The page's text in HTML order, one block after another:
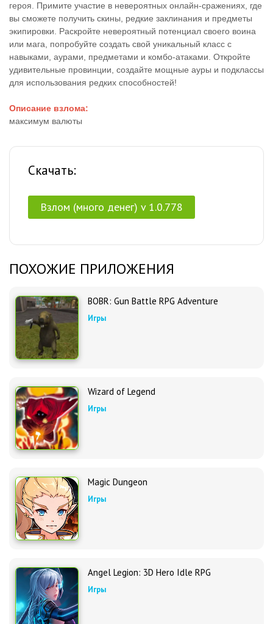
героя. Примите участие в невероятных онлайн-сражениях, где
вы сможете получить скины, редкие заклинания и предметы
экипировки. Раскройте невероятный потенциал своего воина
или мага, попробуйте создать свой уникальный класс с
навыками, аурами, предметами и комбо-атаками. Откройте
удивительные провинции, создайте мощные ауры и подклассы
для использования редких способностей!
Описание взлома:
максимум валюты
Скачать:
Взлом (много денег) v 1.0.778
ПОХОЖИЕ ПРИЛОЖЕНИЯ
BOBR: Gun Battle RPG Adventure
Игры
Wizard of Legend
Игры
Magic Dungeon
Игры
Angel Legion: 3D Hero Idle RPG
Игры